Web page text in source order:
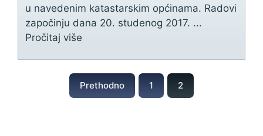
u navedenim katastarskim općinama. Radovi
započinju dana 20. studenog 2017. ...
Pročitaj više
Prethodno 1 2